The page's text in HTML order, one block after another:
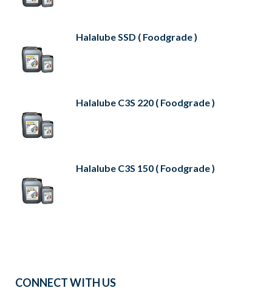
Halalube SSD ( Foodgrade )
Halalube C3S 220 ( Foodgrade )
Halalube C3S 150 ( Foodgrade )
CONNECT WITH US